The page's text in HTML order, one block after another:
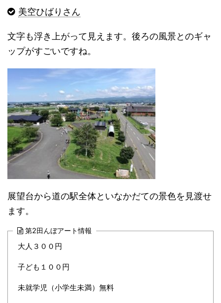
美空ひばりさん
文字も浮き上がって見えます。後ろの風景とのギャ
ップがすごいですね。
展望台から道の駅全体といなかだての景色を見渡せ
ます。
第2田んぼアート情報
大人３００円
子ども１００円
未就学児（小学生未満）無料